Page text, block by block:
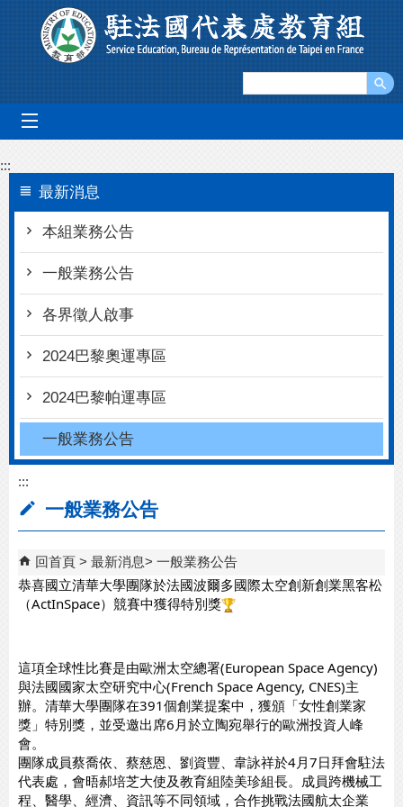
跳到主要內容區塊
:::
最新消息
本組業務公告
一般業務公告
各界徵人啟事
2024巴黎奧運專區
2024巴黎帕運專區
一般業務公告
:::
一般業務公告
回首頁 最新消息 一般業務公告
恭喜國立清華大學團隊於法國波爾多國際太空創新創業黑客松
（ActInSpace）競賽中獲得特別獎
這項全球性比賽是由歐洲太空總署(European Space Agency)
與法國國家太空研究中心(French Space Agency, CNES)主
辦。清華大學團隊在391個創業提案中，獲頒「女性創業家
獎」特別獎，並受邀出席6月於立陶宛舉行的歐洲投資人峰
會。
團隊成員蔡喬依、蔡慈恩、劉資豐、韋詠祥於4月7日拜會駐法
代表處，會晤郝培芝大使及教育組陸美珍組長。成員跨機械工
程、醫學、經濟、資訊等不同領域，合作挑戰法國航太企業